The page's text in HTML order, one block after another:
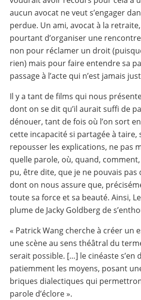
aucun avocat ne veut s’engager
perdue. Un ami, avocat à la
pourtant d’organiser une
non pour réclamer un droit
rien) mais pour faire entendre sa
passage à l’acte qui n’est jamais
Il y a tant de films qui nous
dont on se dit qu’il aurait suffi de
dénouer, tant de fois où l’on sort
cette incapacité si partagée à taire,
repousser les explications, ne pas
quelle parole, où, quand,
pu, être dite, que je ne pouvais
dont on nous assure que,
toute sa force et sa beauté. Ainsi,
plume de Jacky Goldberg de
« Patrick Wang cherche à créer un
une scène au sens théâtral du
serait possible. […] le cinéaste s’en
patiemment les moyens, posant
briques dialectiques qui
parole d’éclore ».